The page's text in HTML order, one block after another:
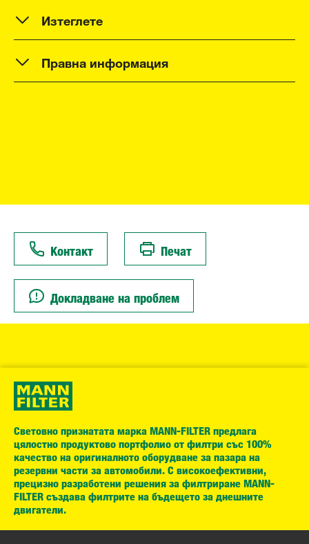
Изтеглете
Правна информация
Контакт Печат
Докладване на проблем
Световно признатата марка MANN-FILTER предлага
цялостно продуктово портфолио от филтри със 100%
качество на оригиналното оборудване за пазара на
резервни части за автомобили. С високоефективни,
прецизно разработени решения за филтриране MANN-
FILTER създава филтрите на бъдещето за днешните
двигатели.